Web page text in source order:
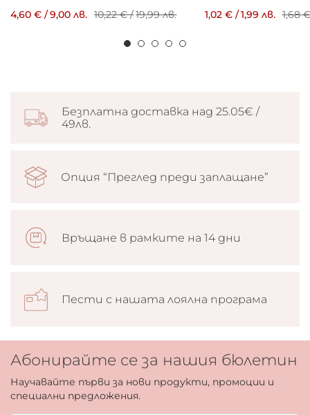
4,60 € /9,00 лв. 10,22 €/19,99 лв. 1,02 €/1,99 лв. 1,68 €
Безплатна доставка над 25.05€ /
49лв.
Опция “Преглед преди заплащане”
Връщане в рамките на 14 дни
Пести с нашата лоялна програма
Абонирайте се за нашия бюлетин
Научавайте първи за нови продукти, промоции и
специални предложения.